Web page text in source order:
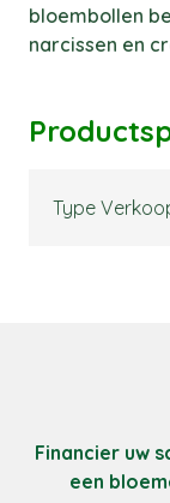
bloembollen
narcissen en
Type
Financier uw
een